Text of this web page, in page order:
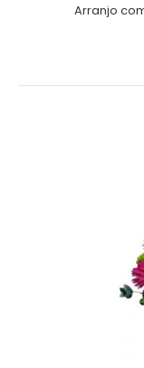
Arranjo